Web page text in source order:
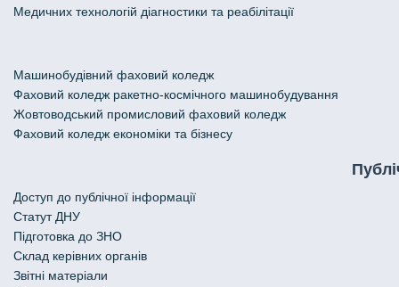
Медичних технологій діагностики та реабілітації
Машинобудівний фаховий коледж
Фаховий коледж ракетно-космічного машинобудування
Жовтоводський промисловий фаховий коледж
Фаховий коледж економіки та бізнесу
Доступ до публічної інформації
Статут ДНУ
Підготовка до ЗНО
Склад керівних органів
Звітні матеріали